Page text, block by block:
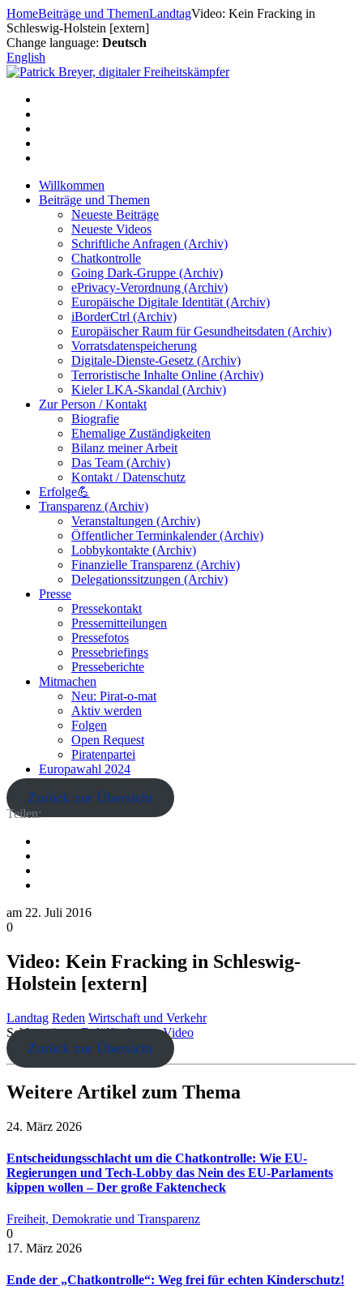
Zum
Inhalt
springen
HomeBeiträge und ThemenLandtagVideo: Kein Fracking in
Schleswig-Holstein [extern]
Change language: Deutsch
English
Willkommen
Beiträge und Themen
Neueste Beiträge
Neueste Videos
Schriftliche Anfragen (Archiv)
Chatkontrolle
Going Dark-Gruppe (Archiv)
ePrivacy-Verordnung (Archiv)
Europäische Digitale Identität (Archiv)
iBorderCtrl (Archiv)
Europäischer Raum für Gesundheitsdaten (Archiv)
Vorratsdatenspeicherung
Digitale-Dienste-Gesetz (Archiv)
Terroristische Inhalte Online (Archiv)
Kieler LKA-Skandal (Archiv)
Zur Person / Kontakt
Biografie
Ehemalige Zuständigkeiten
Bilanz meiner Arbeit
Das Team (Archiv)
Kontakt / Datenschutz
Erfolge💪
Transparenz (Archiv)
Veranstaltungen (Archiv)
Öffentlicher Terminkalender (Archiv)
Lobbykontakte (Archiv)
Finanzielle Transparenz (Archiv)
Delegationssitzungen (Archiv)
Presse
Pressekontakt
Pressemitteilungen
Pressefotos
Pressebriefings
Presseberichte
Mitmachen
Neu: Pirat-o-mat
Aktiv werden
Folgen
Open Request
Piratenpartei
Europawahl 2024
Zurück zur Übersicht
Teilen:
am 22. Juli 2016
0
Video: Kein Fracking in Schleswig-
Holstein [extern]
Landtag Reden Wirtschaft und Verkehr
Schlagwörter: Erdölförderung Video
Zurück zur Übersicht
Weitere Artikel zum Thema
24. März 2026
Entscheidungsschlacht um die Chatkontrolle: Wie EU-
Regierungen und Tech-Lobby das Nein des EU-Parlaments
kippen wollen – Der große Faktencheck
Freiheit, Demokratie und Transparenz
0
17. März 2026
Ende der „Chatkontrolle“: Weg frei für echten Kinderschutz!